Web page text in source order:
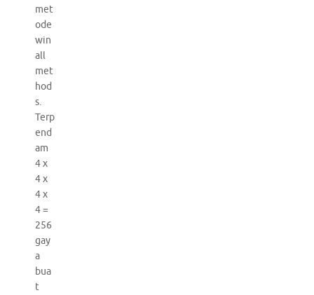
met
ode
win
all
met
hod
s.
Terp
end
am
4 x
4 x
4 x
4 =
256
gay
a
bua
t